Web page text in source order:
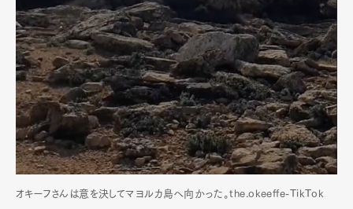
オキーフさんは意を決してマヨルカ島へ向かった。the.okeeffe-TikTok